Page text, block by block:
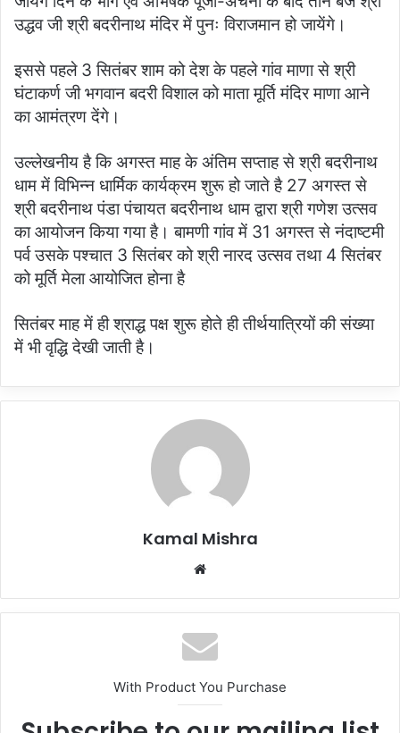
उद्धव जी श्री बदरीनाथ मंदिर में पुनः विराजमान हो जायेंगे।
इससे पहले 3 सितंबर शाम को देश‌ के पहले गांव माणा से श्री
घंटाकर्ण जी भगवान बदरी विशाल को माता मूर्ति मंदिर माणा आने
का आमंत्रण देंगे।
उल्लेखनीय है कि अगस्त माह के अंतिम सप्ताह से श्री बदरीनाथ
धाम में विभिन्न धार्मिक कार्यक्रम शुरू हो जाते है 27 अगस्त से
श्री बदरीनाथ पंडा पंचायत बदरीनाथ धाम द्वारा श्री गणेश उत्सव
का आयोजन किया गया है। बामणी गांव में 31 अगस्त से नंदाष्टमी
पर्व उसके पश्चात 3 सितंबर को श्री नारद उत्सव तथा 4 सितंबर
को मूर्ति मेला आयोजित होना है
सितंबर माह में ही श्राद्ध पक्ष शुरू होते ही तीर्थयात्रियों की संख्या
में भी वृद्धि देखी जाती है।
Kamal Mishra
Website
With Product You Purchase